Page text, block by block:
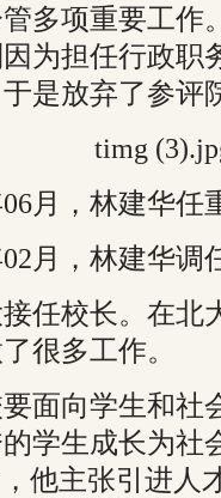
多项重要工作
为担任行政职
是放弃了参评
06月，林建华
02月，林建华
任校长。在
很多工作。
面向学生和社
学生成长为社
他主张引进人